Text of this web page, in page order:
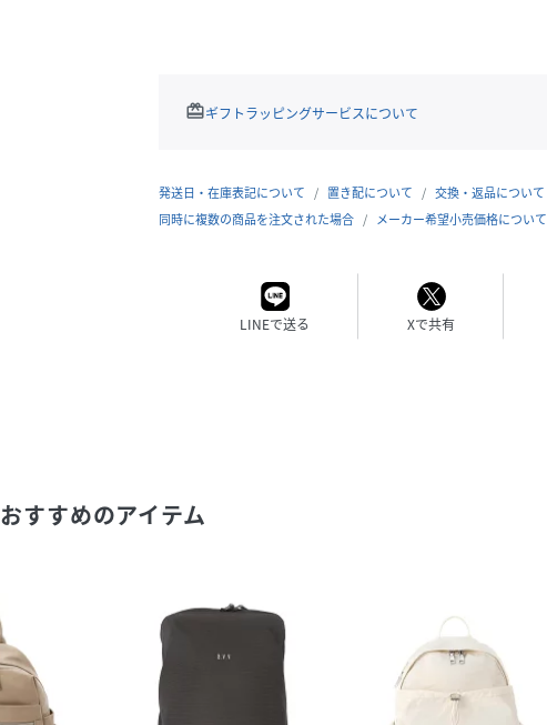
redeemギフトラッピングサービスについて
発送日・在庫表記について 置き配について
交換・返品について
同時に複数の商品を注文された場合
メーカー希望小売価格について
LINEで送る Xで共有
おすすめのアイテム